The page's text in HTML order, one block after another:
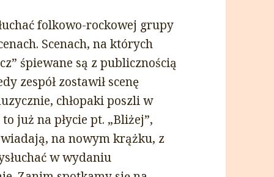
folkowo-rockowej grupy
Scenach, na których
śpiewane są z publicznością
zespół zostawił scenę
chłopaki poszli w
już na płycie pt. „Bliżej”,
na nowym krążku, z
w wydaniu